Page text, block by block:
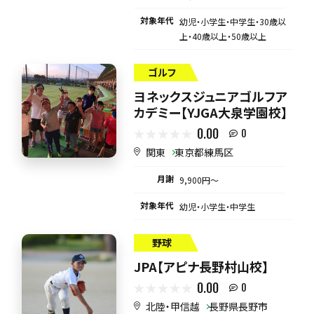
対象年代 幼児・小学生・中学生・30歳以
上・40歳以上・50歳以上
ゴルフ
ヨネックスジュニアゴルフア
カデミー【YJGA大泉学園校】
0.00 0
関東 東京都練馬区
月謝 9,900円〜
対象年代 幼児・小学生・中学生
野球
JPA【アピナ長野村山校】
0.00 0
北陸・甲信越 長野県長野市